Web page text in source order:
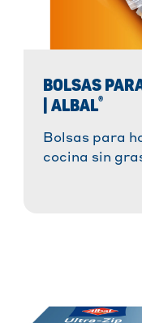
BOLSAS
| ALBAL®
Bolsas para
cocina sin